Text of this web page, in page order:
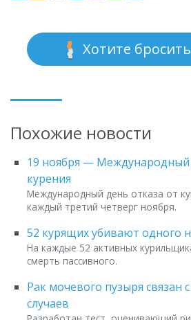
Хотите
Похожие новости
19 ноября — Международный
курения
Международный день отказа от
каждый третий четверг ноября.
52 курящих убивают одного
На каждые 52 активных
смерть пассивного.
Рак мочевого пузыря связан
случаев